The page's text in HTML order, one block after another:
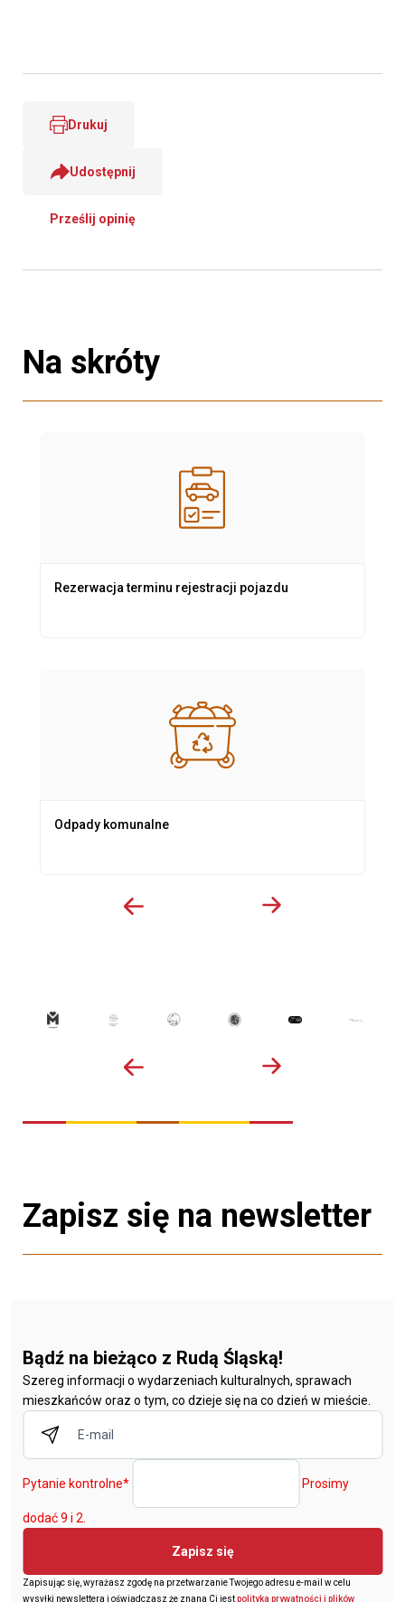
Drukuj
Udostępnij
Prześlij opinię
Na skróty
Rezerwacja terminu rejestracji pojazdu
Odpady komunalne
Zapisz się na newsletter
Bądź na bieżąco z Rudą Śląską!
Szereg informacji o wydarzeniach kulturalnych, sprawach
mieszkańców oraz o tym, co dzieje się na co dzień w mieście.
Pytanie kontrolne* Prosimy
dodać 9 i 2.
Zapisz się
Zapisując się, wyrażasz zgodę na przetwarzanie Twojego adresu e-mail w celu
wysyłki newslettera i oświadczasz że znana Ci jestpolityka prywatności i plików